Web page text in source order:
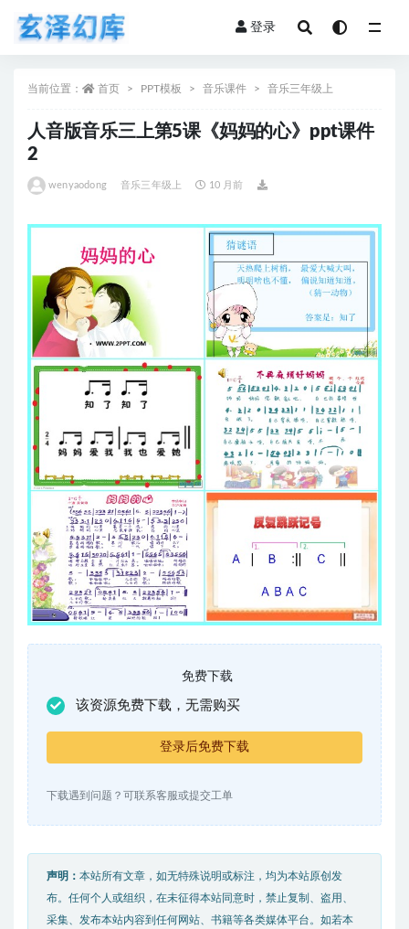
登录
当前位置： 首页 PPT模板 音乐课件 音乐三年级上
人音版音乐三上第5课《妈妈的心》ppt课件
2
wenyaodong 音乐三年级上 10 月前
免费下载
该资源免费下载，无需购买
登录后免费下载
下载遇到问题？可联系客服或提交工单
声明： 本站所有文章，如无特殊说明或标注，均为本站原创发
布。任何个人或组织，在未征得本站同意时，禁止复制、盗用、
采集、发布本站内容到任何网站、书籍等各类媒体平台。如若本